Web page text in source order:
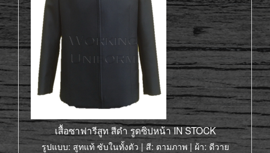
เสื้อซาฟารีสูท สีดำ รูดซิปหน้า IN STOCK
รูปแบบ: สูทแท้ ซับในทั้งตัว | สี: ตามภาพ | ผ้า: ดีวาย